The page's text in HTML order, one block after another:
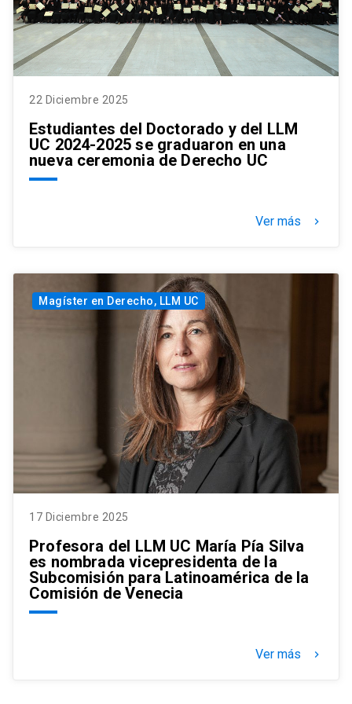
22 Diciembre 2025
Estudiantes del Doctorado y del LLM
UC 2024-2025 se graduaron en una
nueva ceremonia de Derecho UC
Ver más keyboard_arrow_right
Magíster en Derecho, LLM UC
17 Diciembre 2025
Profesora del LLM UC María Pía Silva
es nombrada vicepresidenta de la
Subcomisión para Latinoamérica de la
Comisión de Venecia
Ver más keyboard_arrow_right